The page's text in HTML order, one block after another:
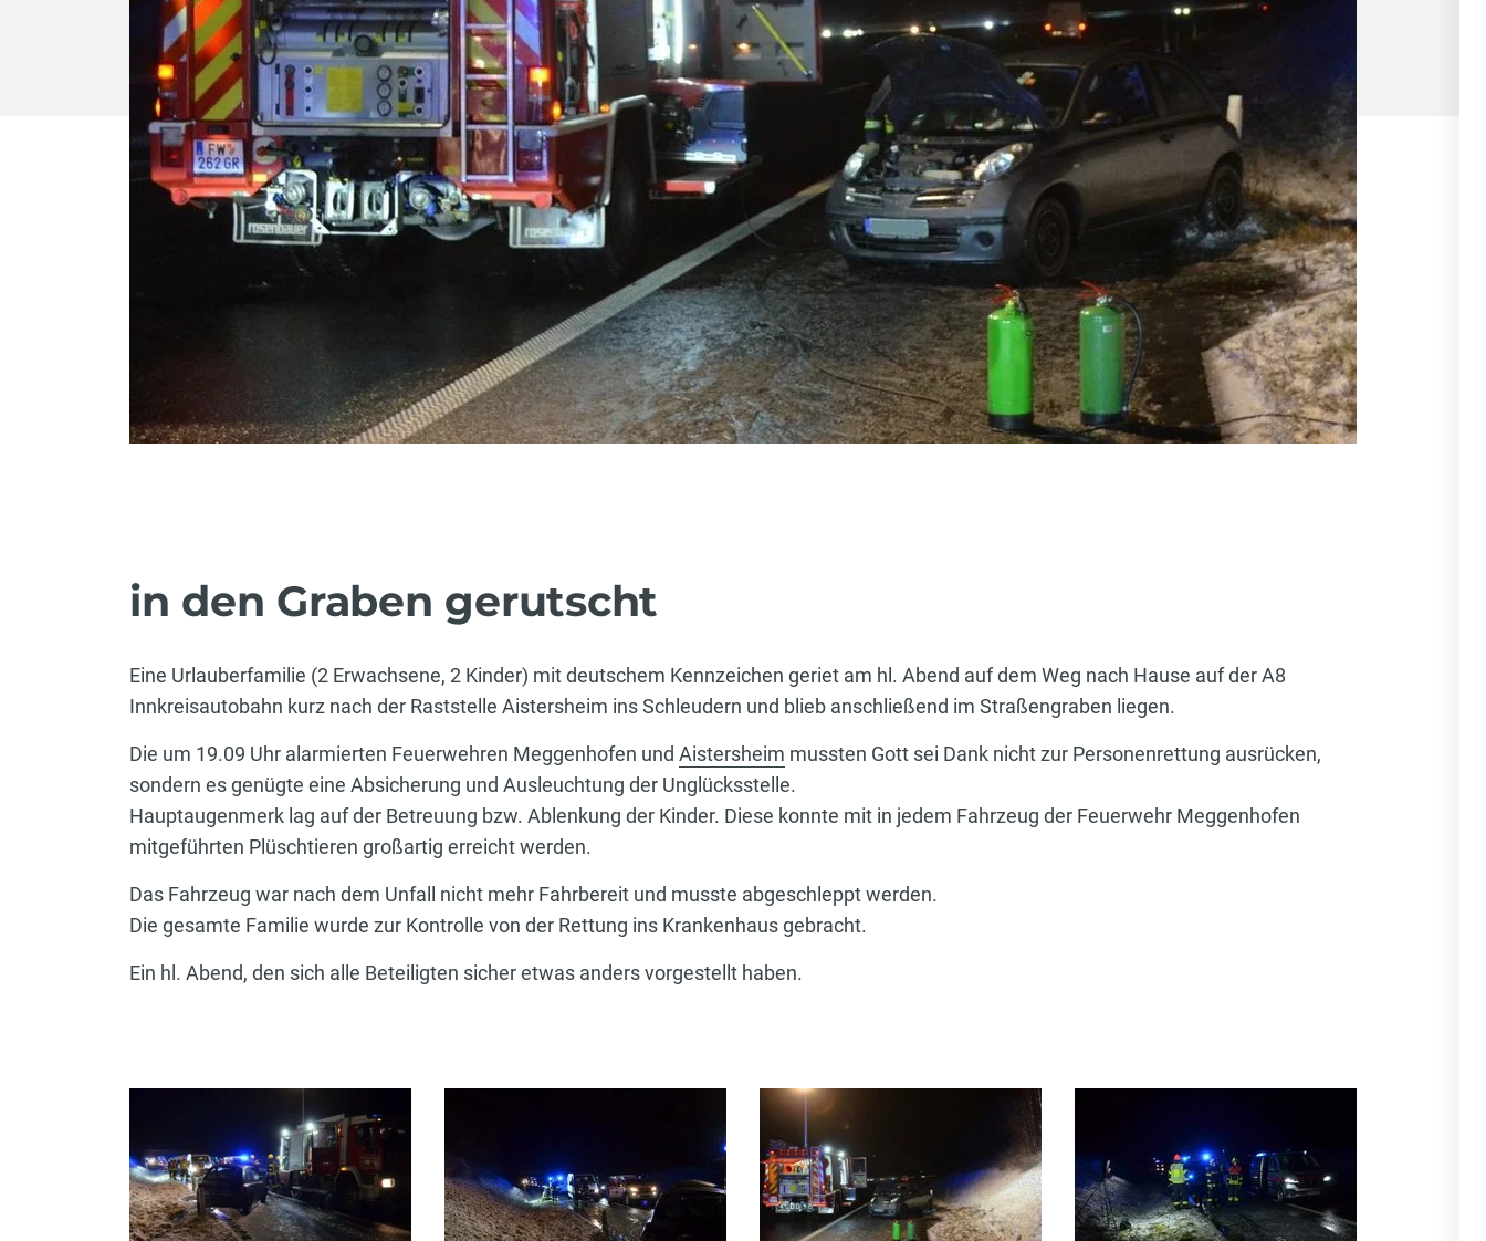
in den Graben gerutscht
Eine Urlauberfamilie (2 Erwachsene, 2 Kinder) mit deutschem Kennzeichen geriet am hl. Abend auf dem Weg nach Hause auf der A8
Innkreisautobahn kurz nach der Raststelle Aistersheim ins Schleudern und blieb anschließend im Straßengraben liegen.
Die um 19.09 Uhr alarmierten Feuerwehren Meggenhofen und Aistersheim mussten Gott sei Dank nicht zur Personenrettung ausrücken,
sondern es genügte eine Absicherung und Ausleuchtung der Unglücksstelle.
Hauptaugenmerk lag auf der Betreuung bzw. Ablenkung der Kinder. Diese konnte mit in jedem Fahrzeug der Feuerwehr Meggenhofen
mitgeführten Plüschtieren großartig erreicht werden.
Das Fahrzeug war nach dem Unfall nicht mehr Fahrbereit und musste abgeschleppt werden.
Die gesamte Familie wurde zur Kontrolle von der Rettung ins Krankenhaus gebracht.
Ein hl. Abend, den sich alle Beteiligten sicher etwas anders vorgestellt haben.